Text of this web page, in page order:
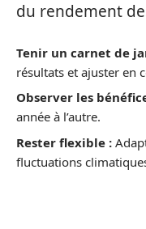
du rendement
Tenir un carnet de
résultats et ajuster en
Observer les
année à l’autre.
Rester flexible :
fluctuations